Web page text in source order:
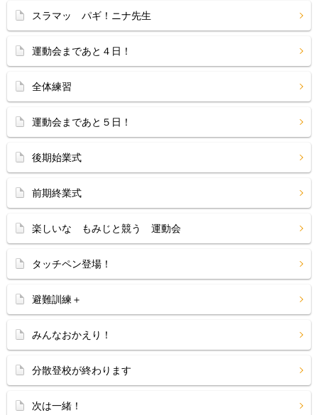
スラマッ パギ！ニナ先生
運動会まであと４日！
全体練習
運動会まであと５日！
後期始業式
前期終業式
楽しいな もみじと競う 運動会
タッチペン登場！
避難訓練＋
みんなおかえり！
分散登校が終わります
次は一緒！